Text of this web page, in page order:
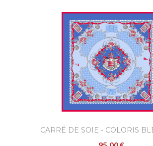
CARRÉ DE SOIE - COLORIS